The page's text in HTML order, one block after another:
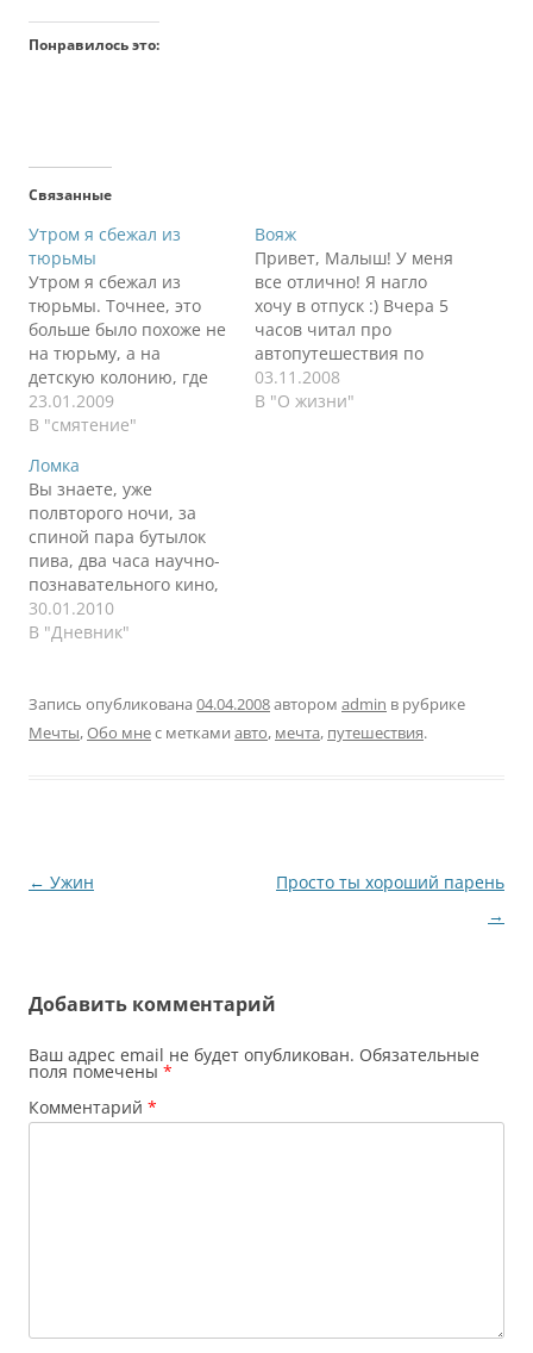
Понравилось это:
Связанные
Утром я сбежал из
тюрьмы
Утром я сбежал из
тюрьмы. Точнее, это
больше было похоже не
на тюрьму, а на
детскую колонию, где
существовали
обреченные подростки.
рванул в нее, оказался
на улице, дал в морду
первому попавшемуся
охраннику, который
вылезал из авто,
вскочил за руль и
нажал педаль газа. И
темнота. Очнулся…
23.01.2009
В "смятение"
Вояж
Привет, Малыш! У меня
все отлично! Я нагло
хочу в отпуск :) Вчера 5
часов читал про
автопутешествия по
Европе, аж до двух
ночи. Ужасно хочется.
03.11.2008
В "О жизни"
Ломка
Вы знаете, уже
полвторого ночи, за
спиной пара бутылок
пива, два часа научно-
познавательного кино,
книга, 14 часовой
рабочий утро-день-
сне, часов 12 хотя бы.
Но не в этом суть
30.01.2010
В "Дневник"
Запись опубликована 04.04.2008автором admin в рубрике
Мечты,Обо мнес метками авто, мечта, путешествия.
Навигация
← Ужин
Просто ты хороший парень
→
Добавить комментарий
Ваш адрес email не будет опубликован. Обязательные
поля помечены *
Комментарий *